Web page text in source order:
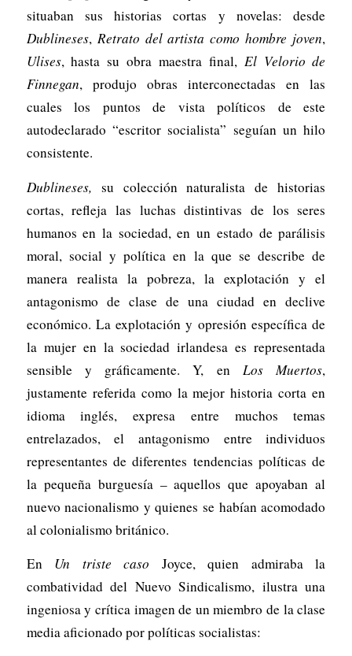
situaban sus historias cortas y novelas: desde
Dublineses, Retrato del artista como hombre joven,
Ulises, hasta su obra maestra final, El Velorio de
Finnegan, produjo obras interconectadas en las
cuales los puntos de vista políticos de este
autodeclarado “escritor socialista” seguían un hilo
consistente.
Dublineses, su colección naturalista de historias
cortas, refleja las luchas distintivas de los seres
humanos en la sociedad, en un estado de parálisis
moral, social y política en la que se describe de
manera realista la pobreza, la explotación y el
antagonismo de clase de una ciudad en declive
económico. La explotación y opresión específica de
la mujer en la sociedad irlandesa es representada
sensible y gráficamente. Y, enLos Muertos,
justamente referida como la mejor historia corta en
idioma inglés, expresa entre muchos temas
entrelazados, el antagonismo entre individuos
representantes de diferentes tendencias políticas de
la pequeña burguesía – aquellos que apoyaban al
nuevo nacionalismo y quienes se habían acomodado
al colonialismo británico.
En Un triste caso Joyce, quien admiraba la
combatividad del Nuevo Sindicalismo, ilustra una
ingeniosa y crítica imagen de un miembro de la clase
media aficionado por políticas socialistas: